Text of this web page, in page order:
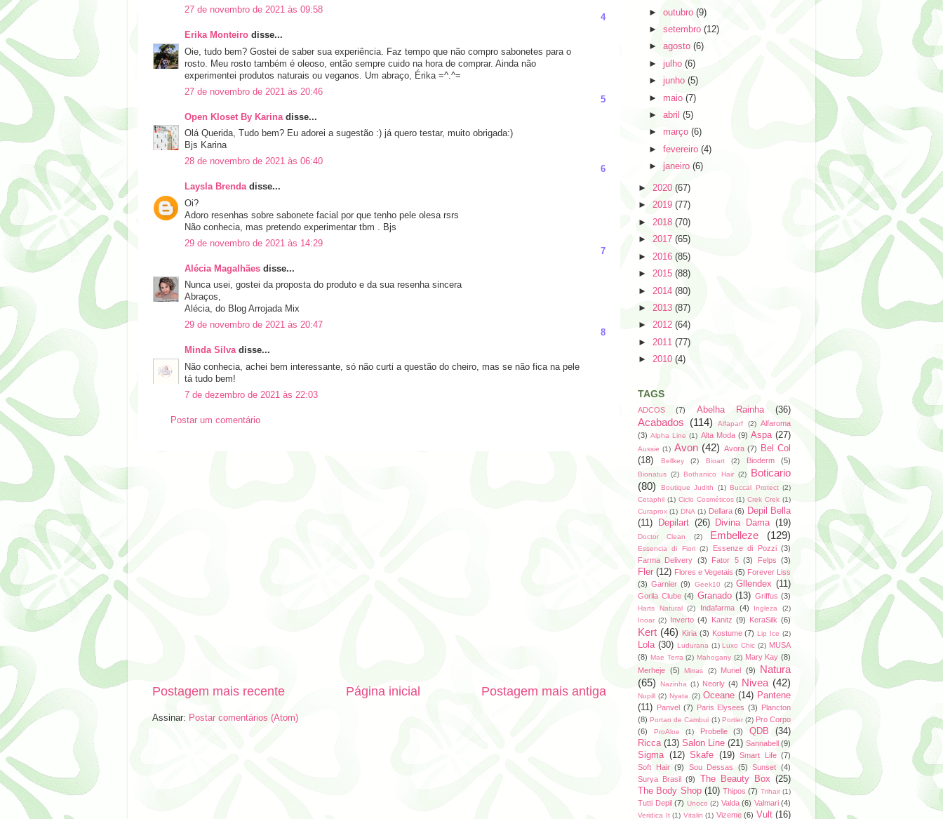
27 de novembro de 2021 às 09:58
Erika Monteiro disse...
4
Oie, tudo bem? Gostei de saber sua experiência. Faz tempo que não compro sabonetes para o
rosto. Meu rosto também é oleoso, então sempre cuido na hora de comprar. Ainda não
experimentei produtos naturais ou veganos. Um abraço, Érika =^.^=
27 de novembro de 2021 às 20:46
Open Kloset By Karinadisse...
5
Olá Querida, Tudo bem? Eu adorei a sugestão :) já quero testar, muito obrigada:)
Bjs Karina
28 de novembro de 2021 às 06:40
Laysla Brendadisse...
6
Oi?
Adoro resenhas sobre sabonete facial por que tenho pele olesa rsrs
Não conhecia, mas pretendo experimentar tbm . Bjs
29 de novembro de 2021 às 14:29
Alécia Magalhães disse...
7
Nunca usei, gostei da proposta do produto e da sua resenha sincera
Abraços,
Alécia, do Blog Arrojada Mix
29 de novembro de 2021 às 20:47
Minda Silvadisse...
8
Não conhecia, achei bem interessante, só não curti a questão do cheiro, mas se não fica na pele
tá tudo bem!
7 de dezembro de 2021 às 22:03
Postar um comentário
Postagem mais recente Postagem mais antiga
Página inicial
Assinar: Postar comentários (Atom)
►outubro(9)
►setembro(12)
►agosto(6)
►julho(6)
►junho(5)
► maio(7)
►abril(5)
► março(6)
►fevereiro(4)
► janeiro(6)
► 2020 (67)
► 2019 (77)
► 2018 (70)
► 2017 (65)
► 2016 (85)
► 2015 (88)
► 2014 (80)
► 2013 (87)
► 2012 (64)
► 2011 (77)
► 2010 (4)
TAGS
ADCOS (7) Abelha Rainha (36)
Acabados (114) Alfaparf (2) Alfaroma
(3) Alpha Line (1) Alta Moda (9) Aspa (27)
Aussie (1) Avon (42) Avora (7)
Bel Col
(18)
Bellkey (2) Bioart (2) Bioderm (5)
Bionatus (2) Bothanico Hair (2)
Boticario
(80)
Boutique Judith (1) Buccal Protect (2)
Cetaphil (1) Ciclo Cosméticos (1) Crek Crek (1)
Curaprox (1) DNA (1) Dellara (6) Depil Bella
(11)
Depilart (26) Divina Dama (19)
Doctor Clean (2) Embelleze (129)
Essencia di Fiori (2) Essenze di Pozzi (3)
Farma Delivery (3) Fator 5 (3) Felps (3)
Fler (12) Flores e Vegetais (5) Forever Liss
(3) Garnier (9) Geek10 (2) Gllendex (11)
Gorila Clube (4) Granado (13) Griffus (3)
Harts Natural (2) Indafarma (4) Ingleza
(2)
Inoar (2) Inverto (4) Kanitz (9) KeraSilk (6)
Kert (46) Kiria (3) Kostume (7) Lip Ice (2)
Lola (30) Ludurana (1) Luxo Chic (2) MUSA
(8) Mae Terra (2) Mahogany (2) Mary Kay (8)
Merheje (5) Mirras (2) Muriel (9)
Natura
(65)
Nazinha (1) Neorly (4) Nivea (42)
Nupill (2) Nyata (2) Oceane (14) Pantene
(11)
Panvel (7) Paris Elysees (3)
Plancton
(8) Portao de Cambui (1) Portier (2) Pro Corpo
(6)
ProAloe (1) Probelle (3) QDB
(34)
Ricca (13) Salon Line (21) Sannabell (9)
Sigma (12) Skafe (19) Smart Life (7)
Soft Hair (9) Sou Dessas (5) Sunset (4)
Surya Brasil
(9) The Beauty Box (25)
The Body Shop (10) Thipos (7) Trihair (1)
Tutti Depil (7) Unoco (2) Valda (6) Valmari (4)
Veridica It (1) Vitalin (1) Vizeme (6) Vult (16)